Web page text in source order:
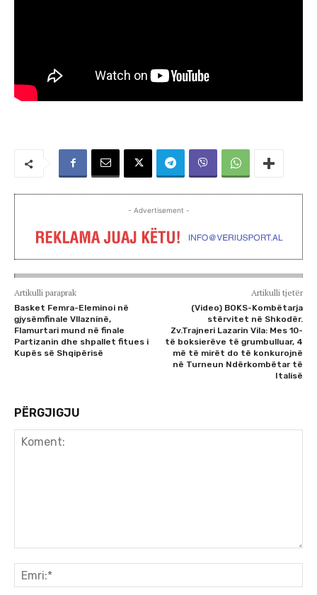
- Advertisement -
Artikulli paraprak
Basket Femra-Eleminoi në
gjysëmfinale Vllazninë,
Flamurtari mund në finale
Partizanin dhe shpallet fitues i
Kupës së Shqipërisë
Artikulli tjetër
(Video) BOKS-Kombëtarja
stërvitet në Shkodër.
Zv.Trajneri Lazarin Vila: Mes 10-
të boksierëve të grumbulluar, 4
më të mirët do të konkurojnë
në Turneun Ndërkombëtar të
Italisë
PËRGJIGJU